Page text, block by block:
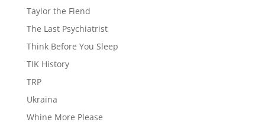
Taylor the Fiend
The Last Psychiatrist
Think Before You Sleep
TIK History
TRP
Ukraina
Whine More Please